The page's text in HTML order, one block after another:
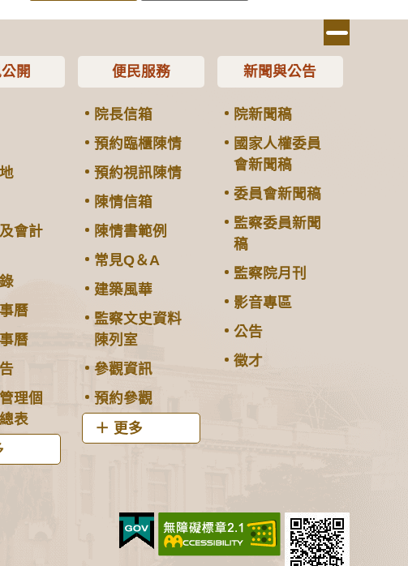
開
會計
曆
曆
理個
表
便民服務
院長信箱
預約臨櫃陳情
預約視訊陳情
陳情信箱
陳情書範例
常見Q＆A
建築風華
監察文史資料
陳列室
參觀資訊
預約參觀
更多
新聞與公告
院新聞稿
國家人權委員
會新聞稿
委員會新聞稿
監察委員新聞
稿
監察院月刊
影音專區
公告
徵才